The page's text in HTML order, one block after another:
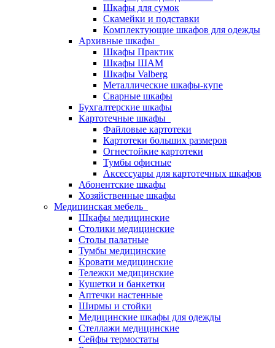
Шкафы для сумок
Скамейки и подставки
Комплектующие шкафов для одежды
Архивные шкафы
Шкафы Практик
Шкафы ШАМ
Шкафы Valberg
Металлические шкафы-купе
Сварные шкафы
Бухгалтерские шкафы
Картотечные шкафы
Файловые картотеки
Картотеки больших размеров
Огнестойкие картотеки
Тумбы офисные
Аксессуары для картотечных шкафов
Абонентские шкафы
Хозяйственные шкафы
Медицинская мебель
Шкафы медицинские
Столики медицинские
Столы палатные
Тумбы медицинские
Кровати медицинские
Тележки медицинские
Кушетки и банкетки
Аптечки настенные
Ширмы и стойки
Медицинские шкафы для одежды
Стеллажи медицинские
Сейфы термостаты